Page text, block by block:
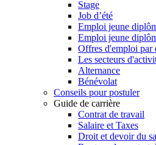
Stage
Job d’été
Emploi jeune
Emploi jeune
Offres d'emploi par
Les secteurs
Alternance
Bénévolat
Conseils pour postuler
Guide de carrière
Contrat de travail
Salaire et Taxes
Droit et devoir du